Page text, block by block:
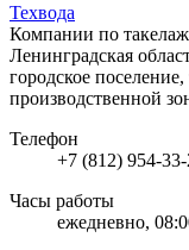
Техвода
Компании по
Ленинградская
городское
производственной
Телефон
+7 (812) 954-
Часы работы
ежедневно,